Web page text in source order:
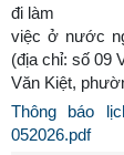
đi làm
việc ở nước
(địa chỉ: số 09
Văn Kiệt,
Thông báo
052026.pdf